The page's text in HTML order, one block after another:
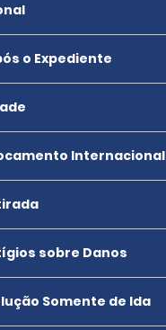
o Expediente
Internacional
sobre Danos
Somente de Ida